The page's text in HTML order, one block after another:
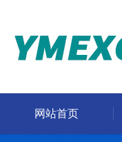
网站首页